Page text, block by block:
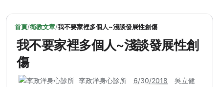
首頁/衛教文章/我不要家裡多個人~淺談發展性創傷
我不要家裡多個人~淺談發展性創
傷
李政洋身心診所 6/30/2018
吳立健